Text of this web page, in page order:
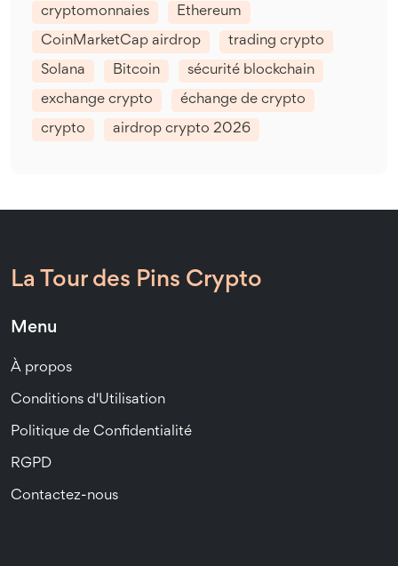
cryptomonnaies Ethereum
CoinMarketCap airdrop trading crypto
Solana Bitcoin sécurité blockchain
exchange crypto échange de crypto
crypto airdrop crypto 2026
La Tour des Pins Crypto
Menu
À propos
Conditions d'Utilisation
Politique de Confidentialité
RGPD
Contactez-nous